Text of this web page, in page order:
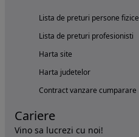
Lista de preturi persone fizice
Lista de preturi profesionisti
Harta site
Harta judetelor
Contract vanzare cumparare
Cariere
Vino sa lucrezi cu noi!